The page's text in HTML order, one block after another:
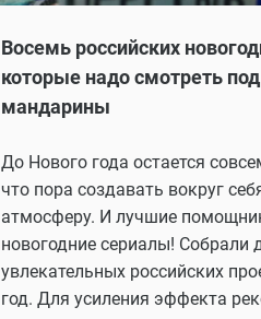
Восемь российских
которые надо смотреть
мандарины
До Нового года остается
что пора создавать вокруг
атмосферу. И лучшие
новогодние сериалы! Собрали
увлекательных российских
год. Для усиления эффекта